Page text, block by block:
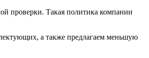
проверки. Такая политика компании
а также предлагаем меньшую